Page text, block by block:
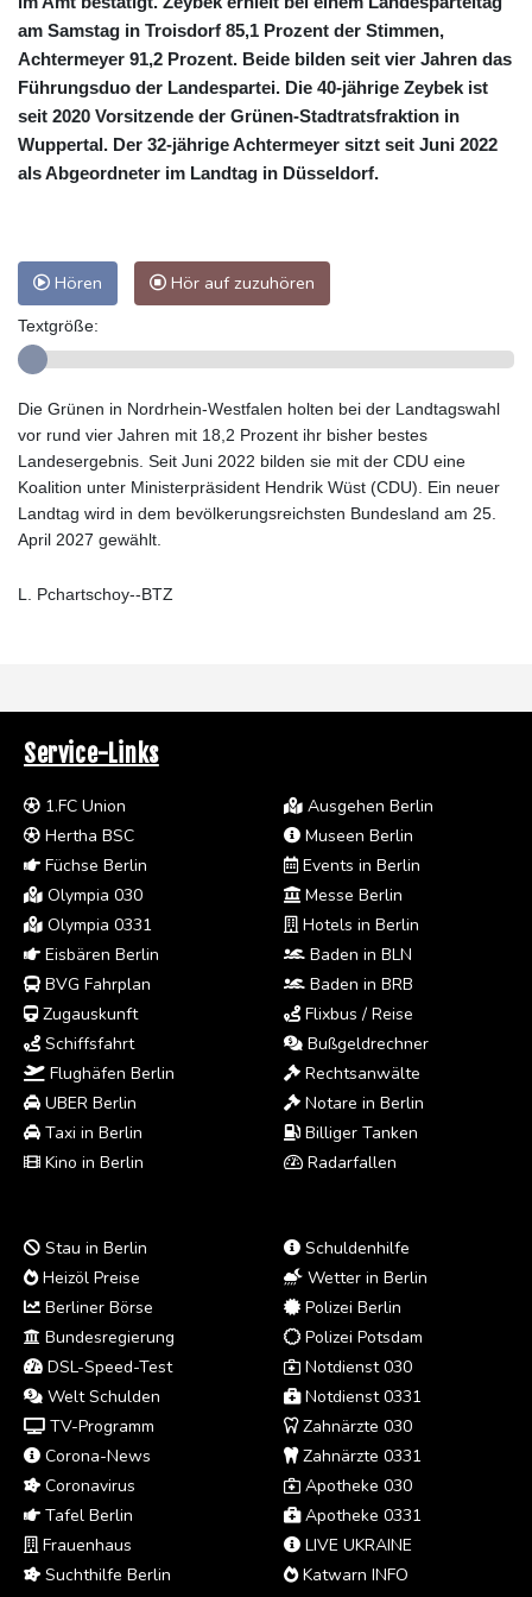
am Samstag in Troisdorf 85,1 Prozent der Stimmen,
Achtermeyer 91,2 Prozent. Beide bilden seit vier Jahren das
Führungsduo der Landespartei. Die 40-jährige Zeybek ist
seit 2020 Vorsitzende der Grünen-Stadtratsfraktion in
Wuppertal. Der 32-jährige Achtermeyer sitzt seit Juni 2022
als Abgeordneter im Landtag in Düsseldorf.
Hören Hör auf zuzuhören
Textgröße:
Die Grünen in Nordrhein-Westfalen holten bei der Landtagswahl
vor rund vier Jahren mit 18,2 Prozent ihr bisher bestes
Landesergebnis. Seit Juni 2022 bilden sie mit der CDU eine
Koalition unter Ministerpräsident Hendrik Wüst (CDU). Ein neuer
Landtag wird in dem bevölkerungsreichsten Bundesland am 25.
April 2027 gewählt.
L. Pchartschoy--BTZ
Service-Links
1.FC Union
Hertha BSC
Füchse Berlin
Olympia 030
Olympia 0331
Eisbären Berlin
BVG Fahrplan
Zugauskunft
Schiffsfahrt
Flughäfen Berlin
UBER Berlin
Taxi in Berlin
Kino in Berlin
Ausgehen Berlin
Museen Berlin
Events in Berlin
Messe Berlin
Hotels in Berlin
Baden in BLN
Baden in BRB
Flixbus / Reise
Bußgeldrechner
Rechtsanwälte
Notare in Berlin
Billiger Tanken
Radarfallen
Stau in Berlin
Heizöl Preise
Berliner Börse
Bundesregierung
DSL-Speed-Test
Welt Schulden
TV-Programm
Corona-News
Coronavirus
Tafel Berlin
Frauenhaus
Suchthilfe Berlin
Schuldenhilfe
Wetter in Berlin
Polizei Berlin
Polizei Potsdam
Notdienst 030
Notdienst 0331
Zahnärzte 030
Zahnärzte 0331
Apotheke 030
Apotheke 0331
LIVE UKRAINE
Katwarn INFO